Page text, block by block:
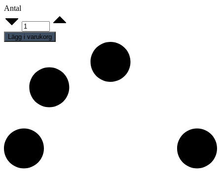
Antal
Peruk
Dam
quantity
Lägg i varukorg